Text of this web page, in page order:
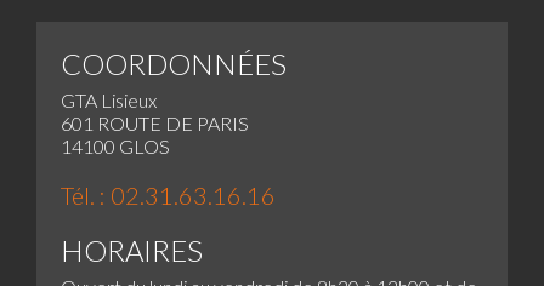
COORDONNÉES
GTA Lisieux
601 ROUTE DE PARIS
14100 GLOS
Tél. : 02.31.63.16.16
HORAIRES